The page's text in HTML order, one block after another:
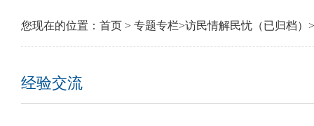
您现在的位置： 首页 > 专题专栏>访民情解民忧（已归档） >
经验交流